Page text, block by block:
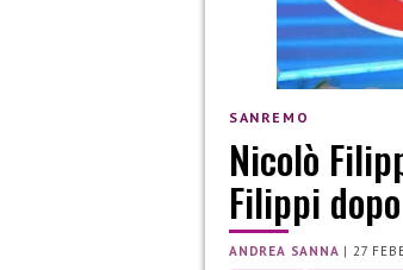
SANREMO
Nicolò
Filippi
ANDREA SANNA |27